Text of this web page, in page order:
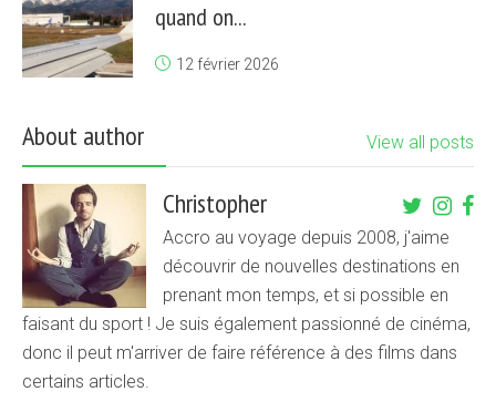
quand on...
12 février 2026
About author View all posts
Christopher
Accro au voyage depuis 2008, j'aime
découvrir de nouvelles destinations en
prenant mon temps, et si possible en
faisant du sport ! Je suis également passionné de cinéma,
donc il peut m'arriver de faire référence à des films dans
certains articles.